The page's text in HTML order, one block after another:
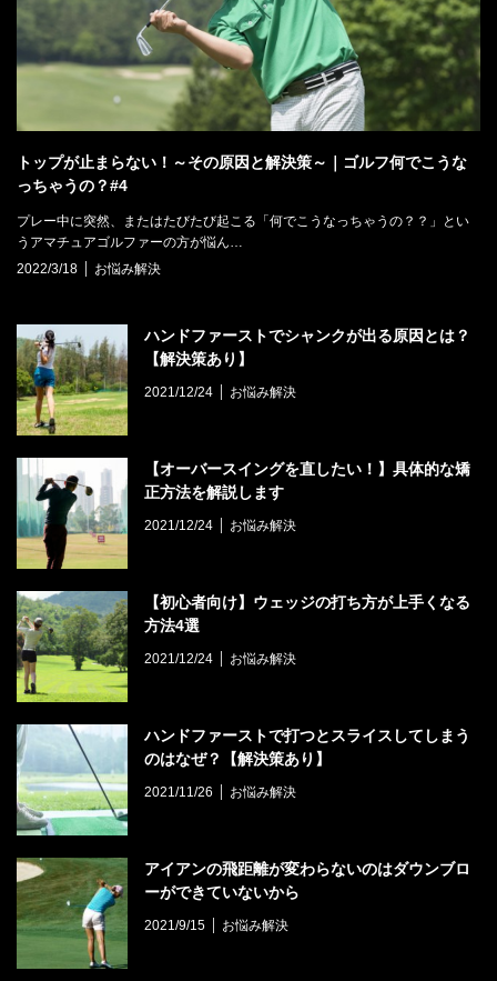
トップが止まらない！～その原因と解決策～｜ゴルフ何でこうな
っちゃうの？#4
プレー中に突然、またはたびたび起こる「何でこうなっちゃうの？？」とい
うアマチュアゴルファーの方が悩ん…
2022/3/18
お悩み解決
ハンドファーストでシャンクが出る原因とは？
【解決策あり】
2021/12/24 お悩み解決
【オーバースイングを直したい！】具体的な矯
正方法を解説します
2021/12/24 お悩み解決
【初心者向け】ウェッジの打ち方が上手くなる
方法4選
2021/12/24 お悩み解決
ハンドファーストで打つとスライスしてしまう
のはなぜ？【解決策あり】
2021/11/26 お悩み解決
アイアンの飛距離が変わらないのはダウンブロ
ーができていないから
2021/9/15 お悩み解決